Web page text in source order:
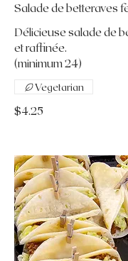
Salade de betteraves
Délicieuse salade de
et raffinée.
(minimum 24)
$4.25
Vegetarian